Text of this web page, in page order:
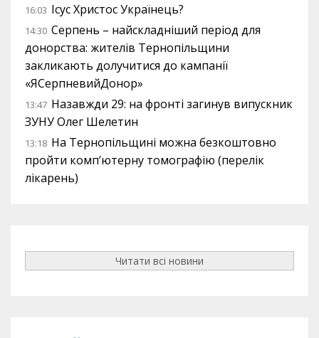
16:03 Ісус Христос Українець?
14:30 Серпень – найскладніший період для
донорства: жителів Тернопільщини
закликають долучитися до кампанії
«ЯСерпневийДонор»
13:47 Назавжди 29: на фронті загинув випускник
ЗУНУ Олег Шелетин
13:18 На Тернопільщині можна безкоштовно
пройти комп’ютерну томографію (перелік
лікарень)
Читати всі новини